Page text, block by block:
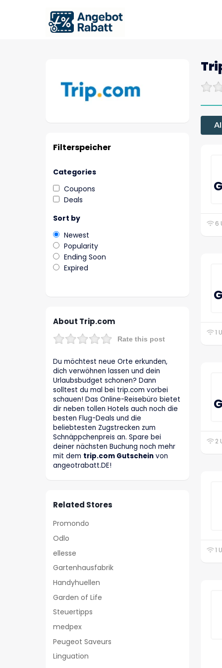
6
1
2
1
Filterspeicher
Categories
Coupons
Deals
Sort by
Newest
Popularity
Ending Soon
Expired
About Trip.com
Rate this post
Du möchtest neue Orte erkunden,
dich verwöhnen lassen und dein
Urlaubsbudget schonen? Dann
solltest du mal bei trip.com vorbei
schauen! Das Online-Reisebüro bietet
dir neben tollen Hotels auch noch die
besten Flug-Deals und die
beliebtesten Zugstrecken zum
Schnäppchenpreis an. Spare bei
deiner nächsten Buchung noch mehr
mit dem trip.com Gutschein von
angeotrabatt.DE!
Related Stores
Promondo
Odlo
ellesse
Gartenhausfabrik
Handyhuellen
Garden of Life
Steuertipps
medpex
Peugeot Saveurs
Linguation